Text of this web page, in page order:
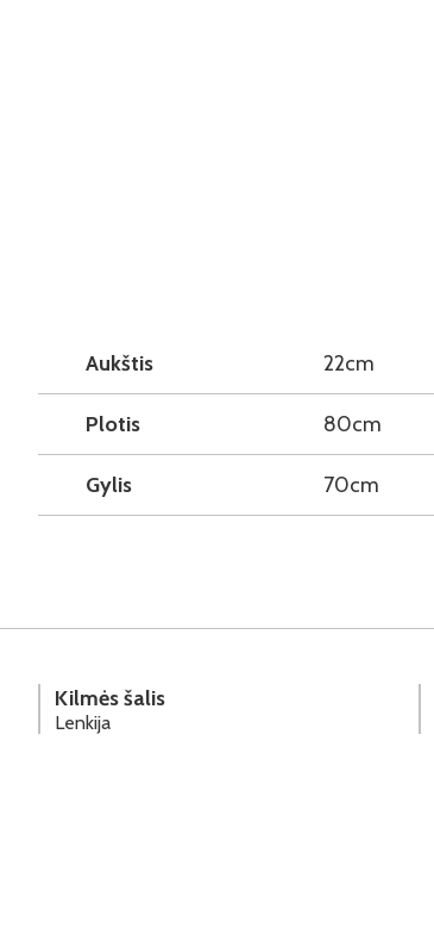
Aukštis 22cm
Plotis 80cm
Gylis 70cm
Kilmės šalis
Lenkija